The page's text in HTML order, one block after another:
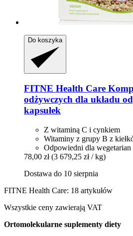
Do koszyka
FITNE Health Care
odżywczych dla układu
kapsułek
Z witaminą C i cynkiem
Witaminy z grupy B z
Odpowiedni dla wegetarian
78,00 zł (3 679,25 zł / kg)
Dostawa do 10 sierpnia
FITNE Health Care: 18 artykułów
Wszystkie ceny zawierają VAT
Ortomolekularne suplementy diety